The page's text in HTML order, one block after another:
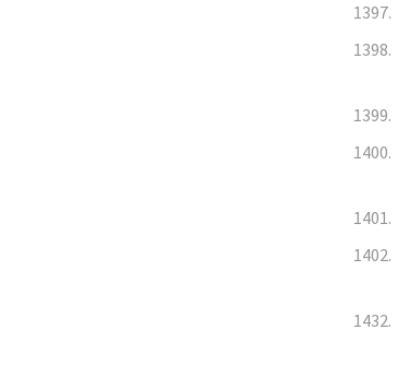
1397.
1398.
1399.
1400.
1401.
1402.
1432.